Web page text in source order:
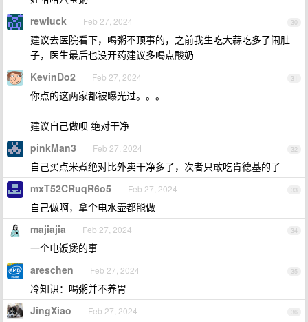
30
rewluck Feb 27, 2024
建议去医院看下，喝粥不顶事的，之前我生吃大蒜吃多了闹肚
子，医生最后也没开药建议多喝点酸奶
31
KevinDo2 Feb 27, 2024
你点的这两家都被曝光过。。。
建议自己做呗 绝对干净
32
pinkMan3 Feb 27, 2024
自己买点米煮绝对比外卖干净多了，次者只敢吃肯德基的了
33
mxT52CRuqR6o5 Feb 27, 2024
自己做啊，拿个电水壶都能做
34
majiajia Feb 27, 2024
一个电饭煲的事
35
areschen Feb 27, 2024
冷知识：喝粥并不养胃
36
JingXiao Feb 27, 2024